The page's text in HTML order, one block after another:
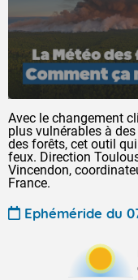
Avec le changement
plus vulnérables à
des forêts, cet outil
feux. Direction
Vincendon,
France.
Ephéméride du